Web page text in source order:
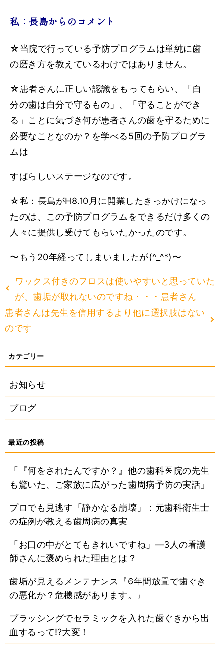
私：長島からのコメント
☆当院で行っている予防プログラムは単純に歯
の磨き方を教えているわけではありません。
☆患者さんに正しい認識をもってもらい、「自
分の歯は自分で守るもの」、「守ることができ
る」ことに気づき何が患者さんの歯を守るために
必要なことなのか？を学べる5回の予防プログラ
ムは
すばらしいステージなのです。
☆私：長島がH8.10月に開業したきっかけになっ
たのは、この予防プログラムをできるだけ多くの
人々に提供し受けてもらいたかったのです。
〜もう20年経ってしまいましたが(^_^*)〜
ワックス付きのフロスは使いやすいと思っていた
が、歯垢が取れないのですね・・・患者さん
患者さんは先生を信用するより他に選択肢はない
のです
お知らせ
ブログ
「『何をされたんですか？』他の歯科医院の先生
も驚いた、ご家族に広がった歯周病予防の実話」
プロでも見逃す「静かなる崩壊」：元歯科衛生士
の症例が教える歯周病の真実
「お口の中がとてもきれいですね」―3人の看護
師さんに褒められた理由とは？
歯垢が見えるメンテナンス『6年間放置で歯ぐき
の悪化か？危機感があります。』
ブラッシングでセラミックを入れた歯ぐきから出
血するって⁉大変！